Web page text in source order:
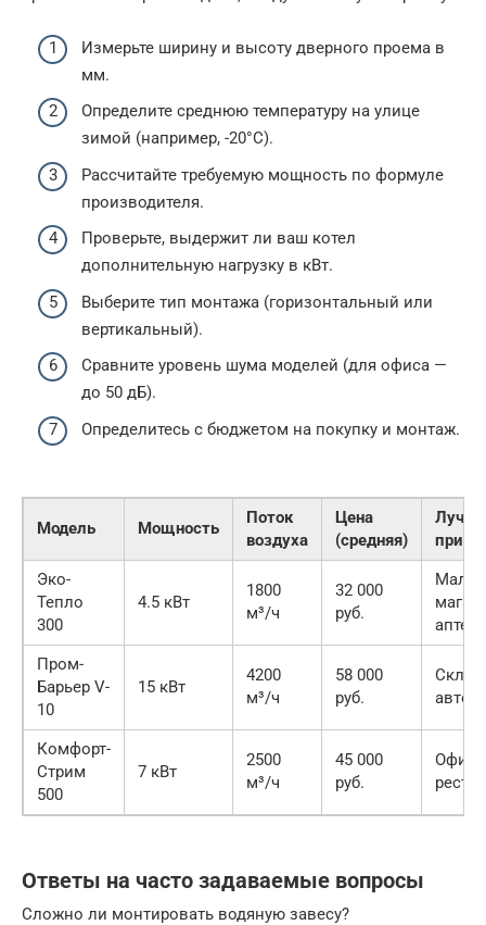
Измерьте ширину и высоту дверного проема в
мм.
Определите среднюю температуру на улице
зимой (например, -20°C).
Рассчитайте требуемую мощность по формуле
производителя.
Проверьте, выдержит ли ваш котел
дополнительную нагрузку в кВт.
Выберите тип монтажа (горизонтальный или
вертикальный).
Сравните уровень шума моделей (для офиса —
до 50 дБ).
Определитесь с бюджетом на покупку и монтаж.
Модель Мощность
Поток
воздуха
Цена
(средняя)
Эко-
Тепло
300
4.5 кВт
1800
м³/ч
32 000
руб.
аптеки
Пром-
Барьер V-
10
15 кВт
4200
м³/ч
58 000
руб.
Комфорт-
Стрим
500
7 кВт
2500
м³/ч
45 000
руб.
Ответы на часто задаваемые вопросы
Сложно ли монтировать водяную завесу?